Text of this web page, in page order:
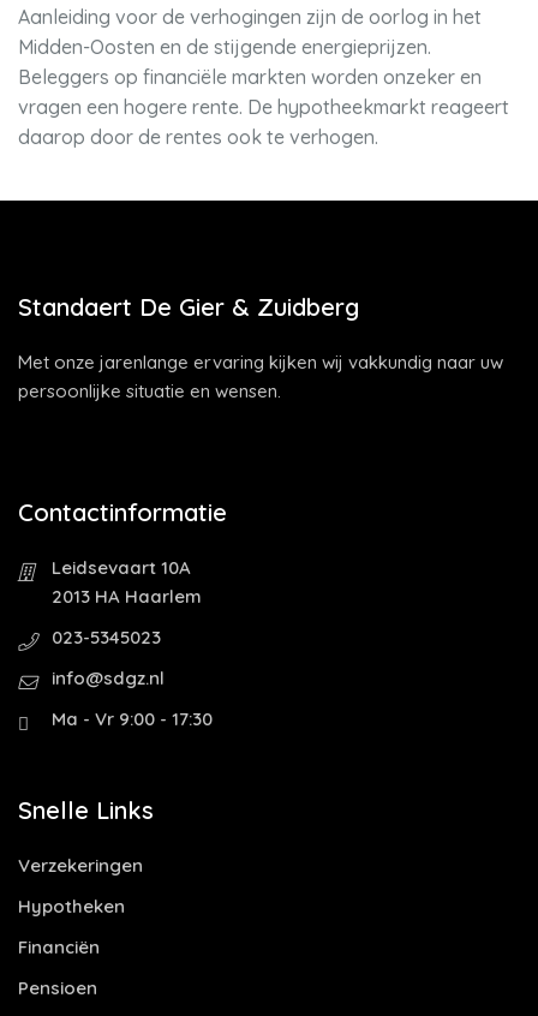
Aanleiding voor de verhogingen zijn de oorlog in het
Midden-Oosten en de stijgende energieprijzen.
Beleggers op financiële markten worden onzeker en
vragen een hogere rente. De hypotheekmarkt reageert
daarop door de rentes ook te verhogen.
Standaert De Gier & Zuidberg
Met onze jarenlange ervaring kijken wij vakkundig naar uw
persoonlijke situatie en wensen.
Contactinformatie
Leidsevaart 10A
2013 HA Haarlem
023-5345023
info@sdgz.nl
Ma - Vr 9:00 - 17:30
Snelle Links
Verzekeringen
Hypotheken
Financiën
Pensioen